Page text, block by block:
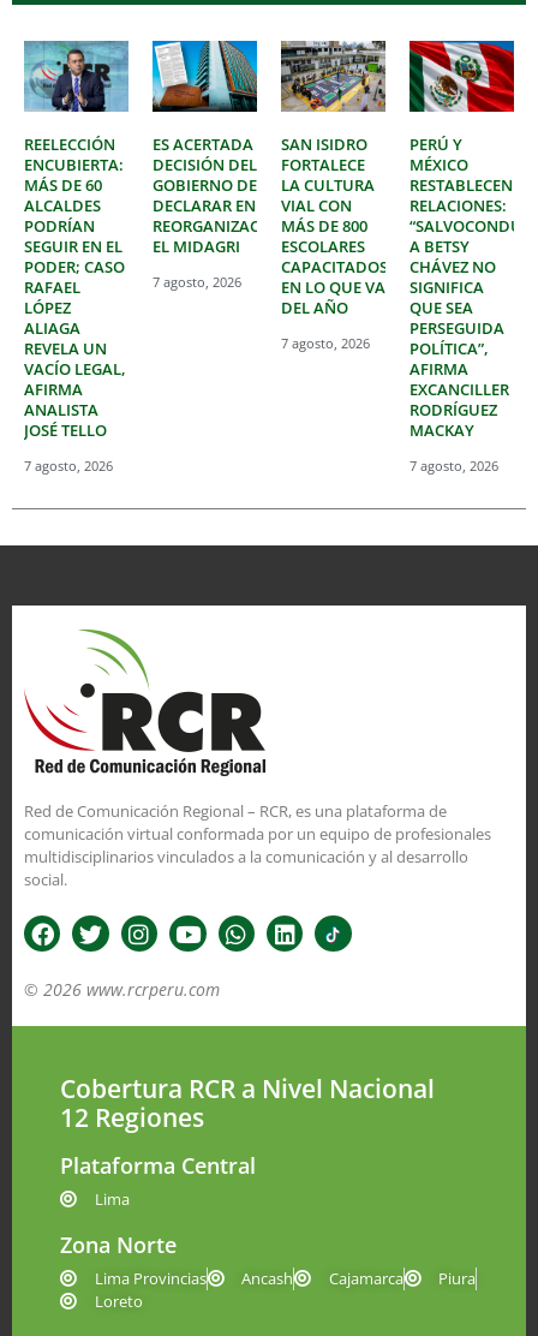
REELECCIÓN
ENCUBIERTA:
MÁS DE 60
ALCALDES
PODRÍAN
SEGUIR EN EL
PODER; CASO
RAFAEL
LÓPEZ
ALIAGA
REVELA UN
VACÍO LEGAL,
AFIRMA
ANALISTA
JOSÉ TELLO
7 agosto, 2026
ES ACERTADA
DECISIÓN DEL
GOBIERNO DE
DECLARAR EN
REORGANIZACIÓN
EL MIDAGRI
7 agosto, 2026
SAN ISIDRO
FORTALECE
LA CULTURA
VIAL CON
MÁS DE 800
ESCOLARES
CAPACITADOS
EN LO QUE VA
DEL AÑO
7 agosto, 2026
PERÚ Y
MÉXICO
RESTABLECEN
RELACIONES:
A BETSY
CHÁVEZ NO
SIGNIFICA
QUE SEA
PERSEGUIDA
POLÍTICA”,
AFIRMA
EXCANCILLER
RODRÍGUEZ
MACKAY
7 agosto, 2026
Red de Comunicación Regional – RCR, es una plataforma de
comunicación virtual conformada por un equipo de profesionales
multidisciplinarios vinculados a la comunicación y al desarrollo
social.
© 2026 www.rcrperu.com
Cobertura RCR a Nivel Nacional
12 Regiones
Plataforma Central
Lima
Zona Norte
Lima Provincias Ancash Cajamarca
Piura
Loreto